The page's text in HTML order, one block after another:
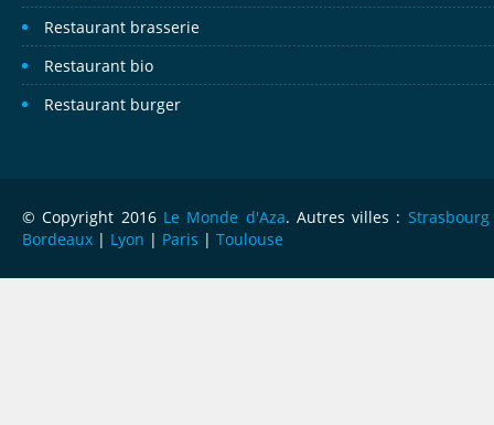
Restaurant brasserie
Restaurant bio
Restaurant burger
© Copyright 2016 Le Monde d'Aza. Autres villes : Strasbourg
Bordeaux | Lyon | Paris | Toulouse